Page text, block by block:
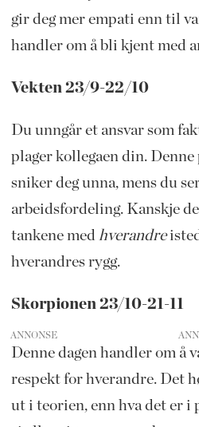
gir deg mer empati enn til
handler om å bli kjent med
Vekten 23/9-22/10
Du unngår et ansvar som
plager kollegaen din.
sniker deg unna, mens du
arbeidsfordeling. Kanskje
tankene med hverandre
hverandres rygg.
Skorpionen 23/10-21-11
ANNONSE
Denne dagen handler om å
respekt for hverandre. Det
ut i teorien, enn hva det er i